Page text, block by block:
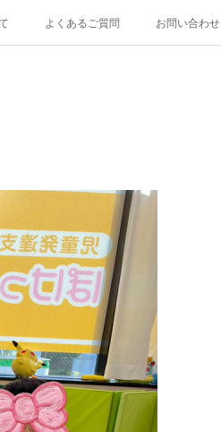
よくあるご質問 お問い合わせ